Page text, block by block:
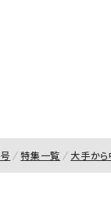
特集一覧 大手か